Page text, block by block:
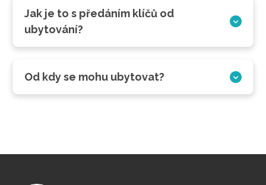
Jak je to s předáním klíčů od
ubytování?
Od kdy se mohu ubytovat?